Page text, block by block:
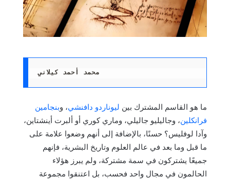
ما هو القاسم المشترك بين ليوناردو دافنشي، وبنجامين
فرانكلين، وجاليليو جاليلي، وماري كوري أو ألبرت أينشتاين،
وآدا لوفليس؟ حسنًا، بالإضافة إلى أنهم وضعوا علامة على
ما قبل وما بعد في عالم العلوم وتاريخ البشرية، فإنهم
جميعًا يشتركون في سمة مشتركة، ولم يبرز هؤلاء
الحالمون في مجال واحد فحسب، بل اعتنقوا مجموعة